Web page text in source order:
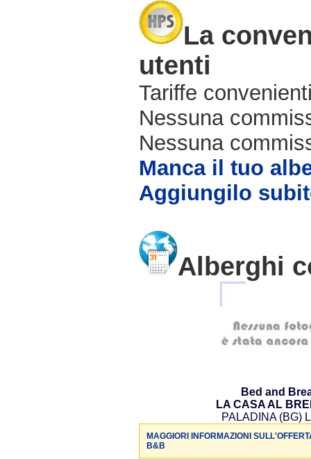
La
utenti
Tariffe
Nessuna
Nessuna
Manca il tuo
Aggiungilo
Alberghi
Bed and
LA CASA AL
PALADINA (BG)
MAGGIORI INFORMAZIONI
B&B